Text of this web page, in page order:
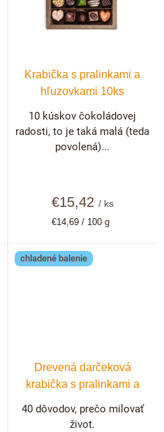
Krabička s pralinkami a
hľuzovkami 10ks
€15,42 / ks
Jednotková
€14,69 / 100 g
10 kúskov čokoládovej
radosti, to je taká malá (teda
povolená)...
chladené balenie
Drevená darčeková
krabička s pralinkami a
40 dôvodov, prečo milovať
život.